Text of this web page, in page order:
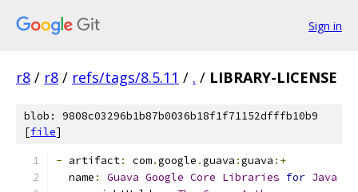
Sign in
r8 / r8 / refs/tags/8.5.11 / . / LIBRARY-LICENSE
blob: 9808c03296b1b87b0036b18f1f71152dfffb10b9
[file]
- artifact: com.google .guava :guava :+
  name
: Guava Google Core Libraries for Java